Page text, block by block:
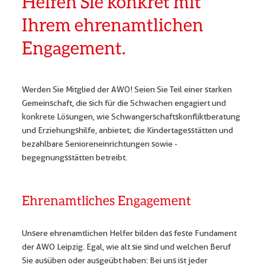
Ihrem ehrenamtlichen
Engagement.
Werden Sie Mitglied der AWO! Seien Sie Teil einer starken
Gemeinschaft, die sich für die Schwachen engagiert und
konkrete Lösungen, wie Schwangerschaftskonfliktberatung
und Erziehungshilfe, anbietet; die Kindertagesstätten und
bezahlbare Senioreneinrichtungen sowie -
begegnungsstätten betreibt.
Ehrenamtliches Engagement
Unsere ehrenamtlichen Helfer bilden das feste Fundament
der AWO Leipzig. Egal, wie alt sie sind und welchen Beruf
Sie ausüben oder ausgeübt haben: Bei uns ist jeder